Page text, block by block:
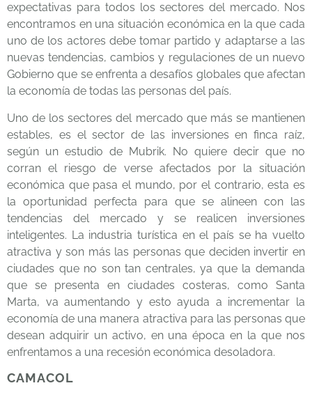
expectativas para todos los sectores del mercado. Nos
encontramos en una situación económica en la que cada
uno de los actores debe tomar partido y adaptarse a las
nuevas tendencias, cambios y regulaciones de un nuevo
Gobierno que se enfrenta a desafíos globales que afectan
la economía de todas las personas del país.
Uno de los sectores del mercado que más se mantienen
estables, es el sector de las inversiones en finca raíz,
según un estudio de Mubrik. No quiere decir que no
corran el riesgo de verse afectados por la situación
económica que pasa el mundo, por el contrario, esta es
la oportunidad perfecta para que se alineen con las
tendencias del mercado y se realicen inversiones
inteligentes. La industria turística en el país se ha vuelto
atractiva y son más las personas que deciden invertir en
ciudades que no son tan centrales, ya que la demanda
que se presenta en ciudades costeras, como Santa
Marta, va aumentando y esto ayuda a incrementar la
economía de una manera atractiva para las personas que
desean adquirir un activo, en una época en la que nos
enfrentamos a una recesión económica desoladora.
CAMACOL